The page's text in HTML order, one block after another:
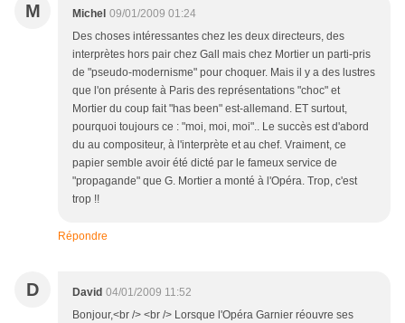
M Michel 09/01/2009 01:24
Des choses intéressantes chez les deux directeurs, des
interprètes hors pair chez Gall mais chez Mortier un parti-pris
de "pseudo-modernisme" pour choquer. Mais il y a des lustres
que l'on présente à Paris des représentations "choc" et
Mortier du coup fait "has been" est-allemand. ET surtout,
pourquoi toujours ce : "moi, moi, moi".. Le succès est d'abord
du au compositeur, à l'interprète et au chef. Vraiment, ce
papier semble avoir été dicté par le fameux service de
"propagande" que G. Mortier a monté à l'Opéra. Trop, c'est
trop !!
Répondre
D David 04/01/2009 11:52
Bonjour,<br /> <br /> Lorsque l'Opéra Garnier réouvre ses